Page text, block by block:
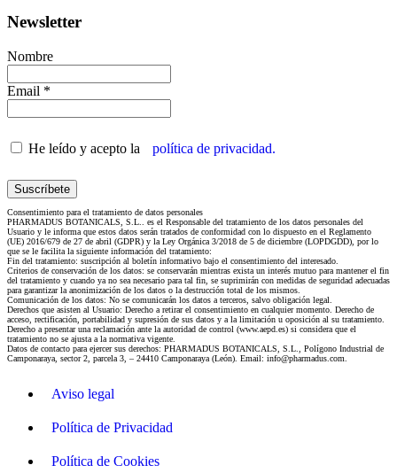
Newsletter
Nombre
Email *
He leído y acepto la política de privacidad.
Consentimiento para el tratamiento de datos personales
PHARMADUS BOTANICALS, S.L.. es el Responsable del tratamiento de los datos personales del
Usuario y le informa que estos datos serán tratados de conformidad con lo dispuesto en el Reglamento
(UE) 2016/679 de 27 de abril (GDPR) y la Ley Orgánica 3/2018 de 5 de diciembre (LOPDGDD), por lo
que se le facilita la siguiente información del tratamiento:
Fin del tratamiento: suscripción al boletín informativo bajo el consentimiento del interesado.
Criterios de conservación de los datos: se conservarán mientras exista un interés mutuo para mantener el fin
del tratamiento y cuando ya no sea necesario para tal fin, se suprimirán con medidas de seguridad adecuadas
para garantizar la anonimización de los datos o la destrucción total de los mismos.
Comunicación de los datos: No se comunicarán los datos a terceros, salvo obligación legal.
Derechos que asisten al Usuario: Derecho a retirar el consentimiento en cualquier momento. Derecho de
acceso, rectificación, portabilidad y supresión de sus datos y a la limitación u oposición al su tratamiento.
Derecho a presentar una reclamación ante la autoridad de control (www.aepd.es) si considera que el
tratamiento no se ajusta a la normativa vigente.
Datos de contacto para ejercer sus derechos: PHARMADUS BOTANICALS, S.L., Polígono Industrial de
Camponaraya, sector 2, parcela 3, – 24410 Camponaraya (León). Email: info@pharmadus.com.
Aviso legal
Política de Privacidad
Política de Cookies